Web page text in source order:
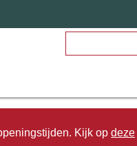
Kijk opdeze